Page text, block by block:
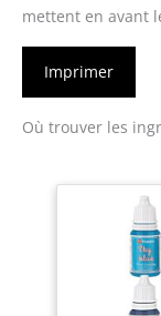
mettent en avant
Imprimer
Où trouver les